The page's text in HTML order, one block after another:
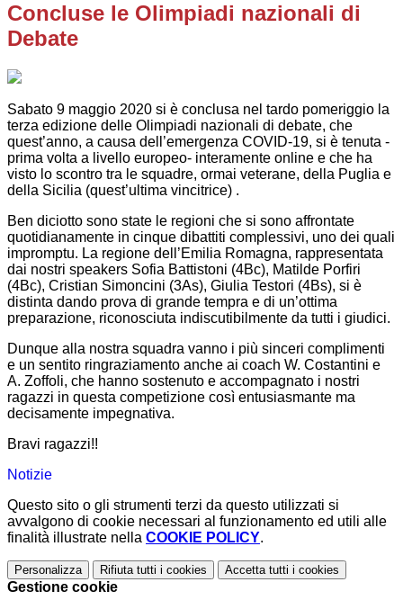
Concluse le Olimpiadi nazionali di
Debate
Sabato 9 maggio 2020 si è conclusa nel tardo pomeriggio la
terza edizione delle Olimpiadi nazionali di debate, che
quest’anno, a causa dell’emergenza COVID-19, si è tenuta -
prima volta a livello europeo- interamente online e che ha
visto lo scontro tra le squadre, ormai veterane, della Puglia e
della Sicilia (quest’ultima vincitrice) .
Ben diciotto sono state le regioni che si sono affrontate
quotidianamente in cinque dibattiti complessivi, uno dei quali
impromptu. La regione dell’Emilia Romagna, rappresentata
dai nostri speakers Sofia Battistoni (4Bc), Matilde Porfiri
(4Bc), Cristian Simoncini (3As), Giulia Testori (4Bs), si è
distinta dando prova di grande tempra e di un’ottima
preparazione, riconosciuta indiscutibilmente da tutti i giudici.
Dunque alla nostra squadra vanno i più sinceri complimenti
e un sentito ringraziamento anche ai coach W. Costantini e
A. Zoffoli, che hanno sostenuto e accompagnato i nostri
ragazzi in questa competizione così entusiasmante ma
decisamente impegnativa.
Bravi ragazzi!!
Notizie
Questo sito o gli strumenti terzi da questo utilizzati si
avvalgono di cookie necessari al funzionamento ed utili alle
finalità illustrate nella COOKIE POLICY.
Personalizza Rifiuta tutti i cookies Accetta tutti i cookies
Gestione cookie